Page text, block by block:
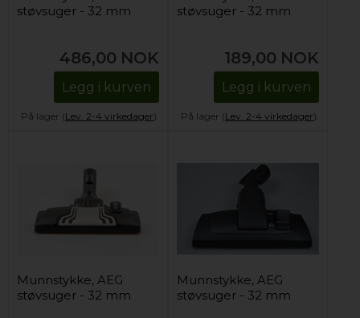
støvsuger - 32 mm
486,00 NOK
Legg i kurven
På lager (Lev. 2-4 virkedager).
støvsuger - 32 mm
189,00 NOK
Legg i kurven
På lager (Lev. 2-4 virkedager).
Munnstykke, AEG
støvsuger - 32 mm
Munnstykke, AEG
støvsuger - 32 mm